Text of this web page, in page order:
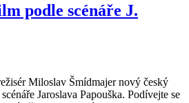
podle scénáře J.
Miloslav Šmídmajer nový český
Jaroslava Papouška. Podívejte se